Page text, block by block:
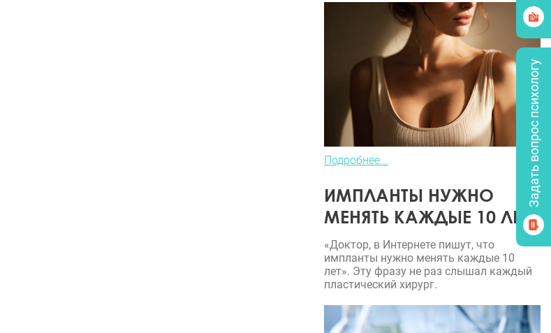
Подробнее...
ИМПЛАНТЫ НУЖНО
МЕНЯТЬ КАЖДЫЕ 10 ЛЕТ?
«Доктор, в Интернете пишут, что
импланты нужно менять каждые 10
лет». Эту фразу не раз слышал каждый
пластический хирург.
Задать вопрос психологу